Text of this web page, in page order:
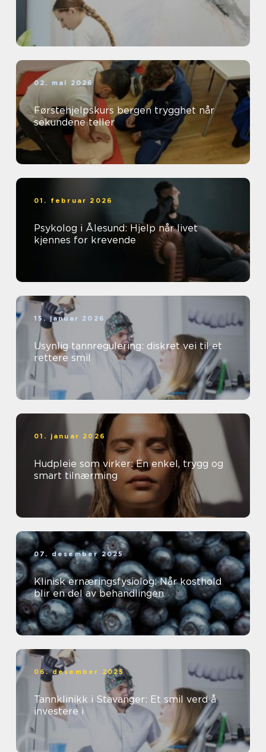
02. mai 2026
Førstehjelpskurs bergen trygghet når
sekundene teller
01. februar 2026
Psykolog i Ålesund: Hjelp når livet
kjennes for krevende
15. januar 2026
Usynlig tannregulering: diskret vei til et
rettere smil
01. januar 2026
Hudpleie som virker: En enkel, trygg og
smart tilnærming
07. desember 2025
Klinisk ernæringsfysiolog: Når kosthold
blir en del av behandlingen
06. desember 2025
Tannklinikk i Stavanger: Et smil verd å
investere i